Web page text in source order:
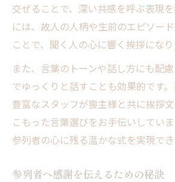
交ぜることで、深い共感を呼ぶ表現
には、故人の人柄や生前のエピソー
ことで、聞く人の心に響く挨拶になり
また、言葉のトーンや話し方にも配
でゆっくりと話すことも効果的です
豊富なスタッフが喪主様と共に挨拶
こもった言葉選びをお手伝いしていま
参列者の心に残る温かな式を実現でき
参列者へ感謝を伝えるための秘訣